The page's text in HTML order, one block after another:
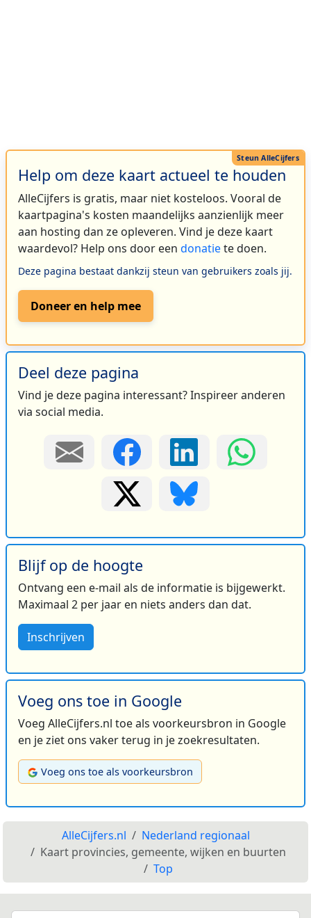
Help om deze kaart actueel te houden
AlleCijfers is gratis, maar niet kosteloos. Vooral de
kaartpagina's kosten maandelijks aanzienlijk meer
aan hosting dan ze opleveren. Vind je deze kaart
waardevol? Help ons door een donatiete doen.
Deze pagina bestaat dankzij steun van gebruikers zoals jij.
Doneer en help mee
Deel deze pagina
Vind je deze pagina interessant? Inspireer anderen
via social media.
Blijf op de hoogte
Ontvang een e-mail als de informatie is bijgewerkt.
Maximaal 2 per jaar en niets anders dan dat.
Inschrijven
Voeg ons toe in Google
Voeg AlleCijfers.nl toe als voorkeursbron in Google
en je ziet ons vaker terug in je zoekresultaten.
Voeg ons toe als voorkeursbron
AlleCijfers.nl
Nederland regionaal
Kaart provincies, gemeente, wijken en buurten
Top